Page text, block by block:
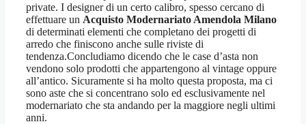
private. I designer di un certo calibro, spesso cercano di
effettuare un Acquisto Modernariato Amendola Milano
di determinati elementi che completano dei progetti di
arredo che finiscono anche sulle riviste di
tendenza.Concludiamo dicendo che le case d’asta non
vendono solo prodotti che appartengono al vintage oppure
all’antico. Sicuramente si ha molto questa proposta, ma ci
sono aste che si concentrano solo ed esclusivamente nel
modernariato che sta andando per la maggiore negli ultimi
anni.